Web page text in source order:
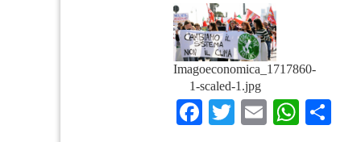
Imagoeconomica_1717860-
1-scaled-1.jpg
Facebook
TwitterEmail